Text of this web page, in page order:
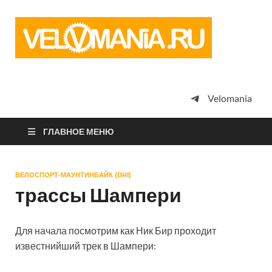
просто
Velomania
ГЛАВНОЕ МЕНЮ
ВЕЛОСПОРТ-МАУНТИНБАЙК (DHI)
трассы Шампери
Для начала посмотрим как Ник Бир проходит
известнийший трек в Шампери: